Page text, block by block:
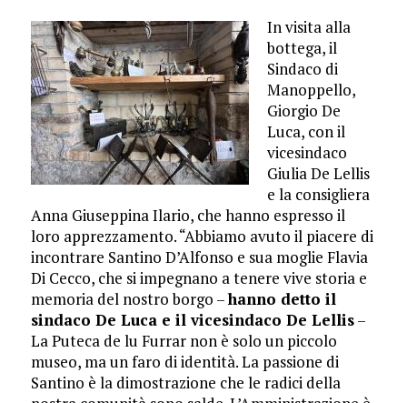
In visita alla
bottega, il
Sindaco di
Manoppello,
Giorgio De
Luca, con il
vicesindaco
Giulia De Lellis
e la consigliera
Anna Giuseppina Ilario, che hanno espresso il
loro apprezzamento. “Abbiamo avuto il piacere di
incontrare Santino D’Alfonso e sua moglie Flavia
Di Cecco, che si impegnano a tenere vive storia e
memoria del nostro borgo –hanno detto il
sindaco De Luca e il vicesindaco De Lellis–
La Puteca de lu Furrar non è solo un piccolo
museo, ma un faro di identità. La passione di
Santino è la dimostrazione che le radici della